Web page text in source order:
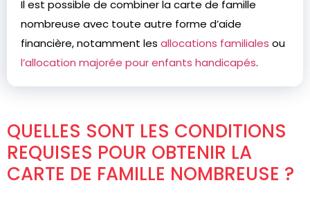
Il est possible de combiner la carte de famille
nombreuse avec toute autre forme d’aide
financière, notamment les allocations familiales ou
l’allocation majorée pour enfants handicapés.
QUELLES SONT LES CONDITIONS
REQUISES POUR OBTENIR LA
CARTE DE FAMILLE NOMBREUSE ?